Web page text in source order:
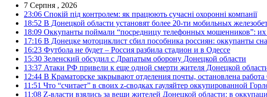
7 Серпня , 2026
23:06 Спокій під контролем: як працюють сучасні охоронні компанії
18:52 В Донецкой области установят более 20-ти мобильных
18:09 Оккупанты поймали “посредницу телефонных мошенников”:
17:16 В Донецке мотоциклист сбил пособника россиян: оккупанты
16:23 Футбола не будет – Россия разбила стадион и в Одессе
15:30 Зеленский обсудил с Драпатым оборону Донецкой области
13:37 Атаки РФ привели к еще одной смерти жителя Донецкой
12:44 В Краматорске закрывают отделения почты, остановлена
11:51 Что “считает” в своих z-сводках гауляйтер оккупированной
11:08 Z-власти взялись за вещи жителей Донецкой области: в